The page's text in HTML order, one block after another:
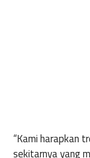
“Kami harapkan
sekitarnya yang